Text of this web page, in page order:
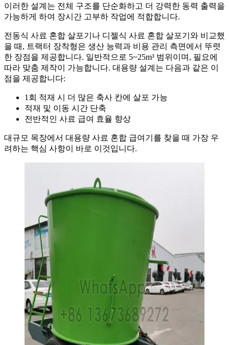
이러한 설계는 전체 구조를 단순화하고 더 강력한 동력 출력을
가능하게 하여 장시간 고부하 작업에 적합합니다.
전동식 사료 혼합 살포기나 디젤식 사료 혼합 살포기와 비교했
을 때, 트랙터 장착형은 생산 능력과 비용 관리 측면에서 뚜렷
한 장점을 제공합니다. 일반적으로 5~25m³ 범위이며, 필요에
따라 맞춤 제작이 가능합니다. 대용량 설계는 다음과 같은 이
점을 제공합니다:
1회 적재 시 더 많은 축사 칸에 살포 가능
적재 및 이동 시간 단축
전반적인 사료 급여 효율 향상
대규모 목장에서 대용량 사료 혼합 급여기를 찾을 때 가장 우
려하는 핵심 사항이 바로 이것입니다.